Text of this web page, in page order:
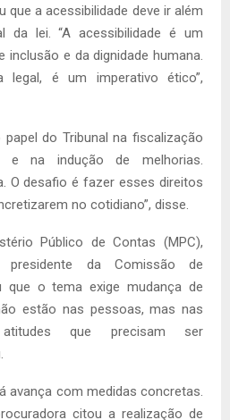
que a acessibilidade deve ir além
da lei. “A acessibilidade é um
inclusão e da dignidade humana.
legal, é um imperativo ético”,
do Tribunal na fiscalização
e na indução de melhorias.
O desafio é fazer esses direitos
no cotidiano”, disse.
Público de Contas (MPC),
presidente da Comissão de
que o tema exige mudança de
estão nas pessoas, mas nas
que precisam ser
avança com medidas concretas.
citou a realização de